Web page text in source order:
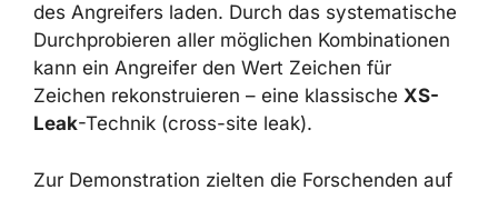
Elements mit einer bestimmten Zeichenfolge
beginnt, und bei einem Treffer ein
Hintergrundbild vom Server des Angreifers
laden. Durch das systematische
Durchprobieren aller möglichen
Zeichen für Zeichen rekonstruieren – eine